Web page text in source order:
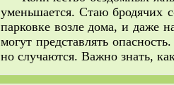
уменьшается. Стаю бродячих
парковке возле дома, и даже
могут представлять
но случаются. Важно знать,